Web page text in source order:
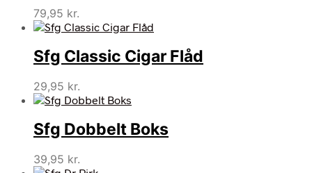
79,95 kr.
Sfg Classic Cigar Flåd
29,95 kr.
Sfg Dobbelt Boks
39,95 kr.